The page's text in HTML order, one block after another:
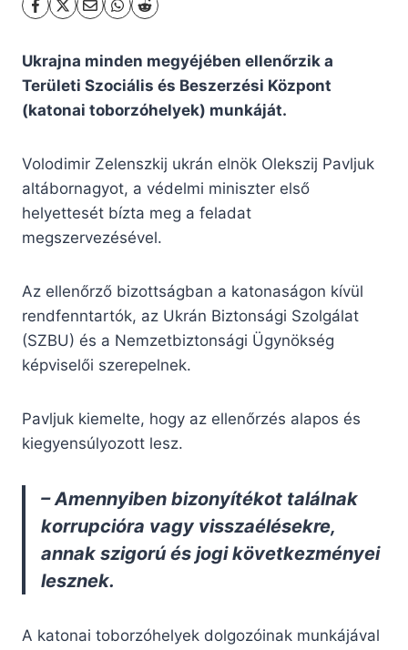
Ukrajna minden megyéjében ellenőrzik a
Területi Szociális és Beszerzési Központ
(katonai toborzóhelyek) munkáját.
Volodimir Zelenszkij ukrán elnök Olekszij Pavljuk
altábornagyot, a védelmi miniszter első
helyettesét bízta meg a feladat
megszervezésével.
Az ellenőrző bizottságban a katonaságon kívül
rendfenntartók, az Ukrán Biztonsági Szolgálat
(SZBU) és a Nemzetbiztonsági Ügynökség
képviselői szerepelnek.
Pavljuk kiemelte, hogy az ellenőrzés alapos és
kiegyensúlyozott lesz.
– Amennyiben bizonyítékot találnak
korrupcióra vagy visszaélésekre,
annak szigorú és jogi következményei
lesznek.
A katonai toborzóhelyek dolgozóinak munkájával